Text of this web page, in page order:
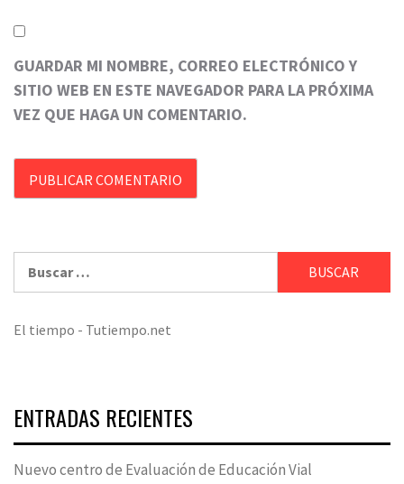
GUARDAR MI NOMBRE, CORREO ELECTRÓNICO Y
SITIO WEB EN ESTE NAVEGADOR PARA LA PRÓXIMA
VEZ QUE HAGA UN COMENTARIO.
El tiempo - Tutiempo.net
ENTRADAS RECIENTES
Nuevo centro de Evaluación de Educación Vial